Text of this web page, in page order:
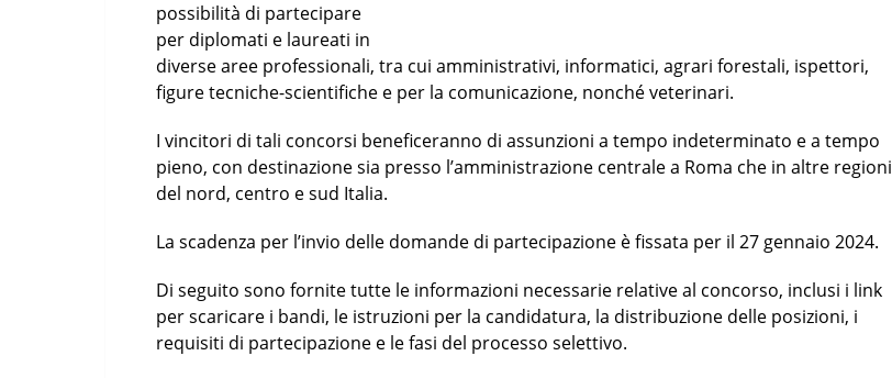
possibilità di partecipare
per diplomati e laureati in
diverse aree professionali, tra cui amministrativi, informatici, agrari forestali, ispettori,
figure tecniche-scientifiche e per la comunicazione, nonché veterinari.
I vincitori di tali concorsi beneficeranno di assunzioni a tempo indeterminato e a tempo
pieno, con destinazione sia presso l’amministrazione centrale a Roma che in altre regioni
del nord, centro e sud Italia.
La scadenza per l’invio delle domande di partecipazione è fissata per il 27 gennaio 2024.
Di seguito sono fornite tutte le informazioni necessarie relative al concorso, inclusi i link
per scaricare i bandi, le istruzioni per la candidatura, la distribuzione delle posizioni, i
requisiti di partecipazione e le fasi del processo selettivo.